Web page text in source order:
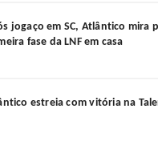
jogaço em SC, Atlântico mira
fase da LNF em casa
estreia com vitória na